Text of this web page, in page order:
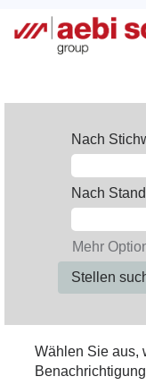
Nach
Nach
Mehr
Wählen Sie aus,